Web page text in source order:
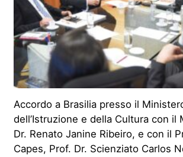
Accordo a Brasilia presso il
dell’Istruzione e della Cultura con il
Dr. Renato Janine Ribeiro, e con il
Capes, Prof. Dr. Scienziato Carlos